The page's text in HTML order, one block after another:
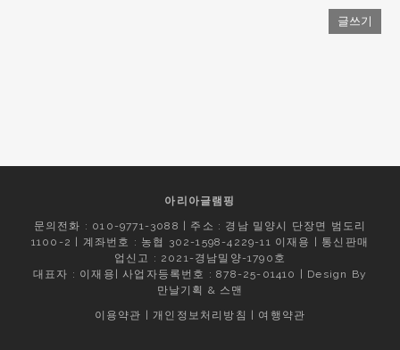
글쓰기
아리아글램핑
문의전화 : 010-9771-3088 | 주소 : 경남 밀양시 단장면 범도리
1100-2 | 계좌번호 : 농협 302-1598-4229-11 이재용 | 통신판매
업신고 : 2021-경남밀양-1790호
대표자 : 이재용| 사업자등록번호 : 878-25-01410 | Design By
만날기획
& 스맨
이용약관
|개인정보처리방침 여행약관